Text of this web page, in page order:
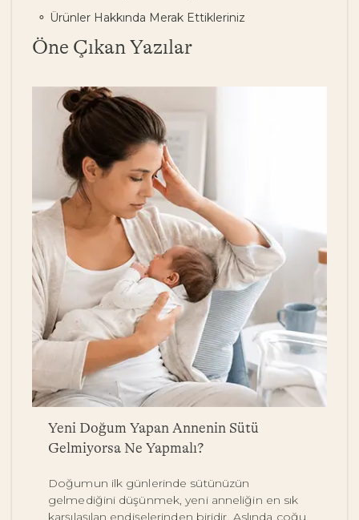
Ürünler Hakkında Merak Ettikleriniz
Öne Çıkan Yazılar
Yeni Doğum Yapan Annenin Sütü
Gelmiyorsa Ne Yapmalı?
Doğumun ilk günlerinde sütünüzün
gelmediğini düşünmek, yeni anneliğin en sık
karşılaşılan endişelerinden biridir. Aslında çoğu